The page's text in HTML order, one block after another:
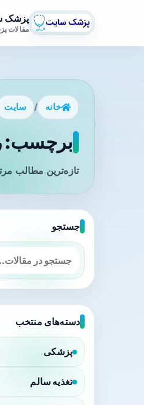
پزشک
مقالات
خانه / سایت
برچسب:
تازه‌ترین مطالب
جستجو
دسته‌های منتخب
پزشکی
تغذیه سالم